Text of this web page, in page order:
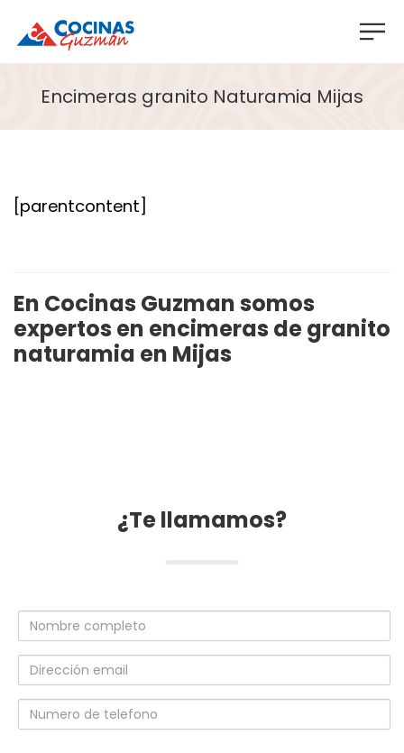
Encimeras granito Naturamia Mijas
[parentcontent]
En Cocinas Guzman somos
expertos en encimeras de granito
naturamia en Mijas
¿Te llamamos?
Nombre
completo
Dirección
email
Numero
de